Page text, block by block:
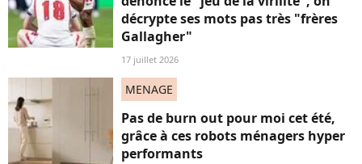
décrypte ses mots pas très "frères
Gallagher"
17 juillet 2026
MENAGE
Pas de burn out pour moi cet été,
grâce à ces robots ménagers hyper
performants